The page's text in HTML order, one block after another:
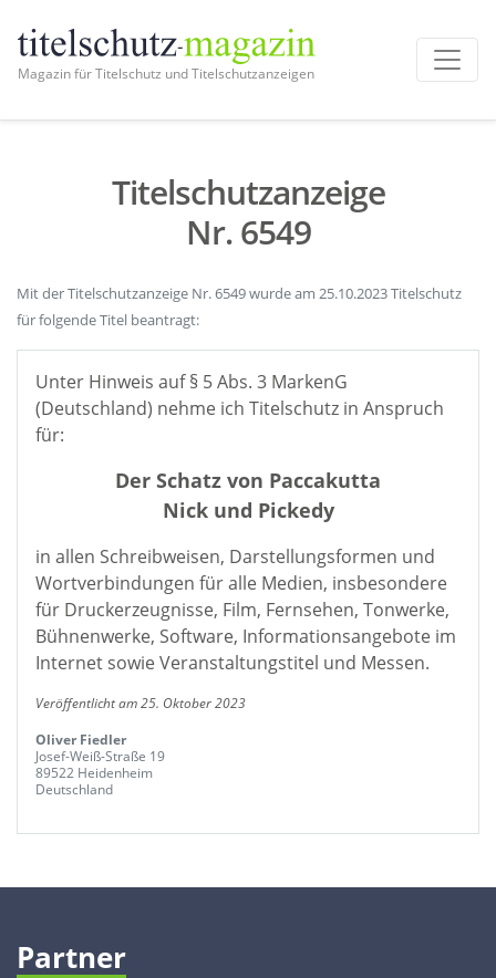
Magazin für Titelschutz und Titelschutzanzeigen
Titelschutzanzeige
Nr. 6549
Mit der Titelschutzanzeige Nr. 6549 wurde am 25.10.2023 Titelschutz
für folgende Titel beantragt:
Unter Hinweis auf § 5 Abs. 3 MarkenG
(Deutschland) nehme ich Titelschutz in Anspruch
für:
Der Schatz von Paccakutta
Nick und Pickedy
in allen Schreibweisen, Darstellungsformen und
Wortverbindungen für alle Medien, insbesondere
für Druckerzeugnisse, Film, Fernsehen, Tonwerke,
Bühnenwerke, Software, Informationsangebote im
Internet sowie Veranstaltungstitel und Messen.
Veröffentlicht am 25. Oktober 2023
Oliver Fiedler
Josef-Weiß-Straße 19
89522 Heidenheim
Deutschland
Partner